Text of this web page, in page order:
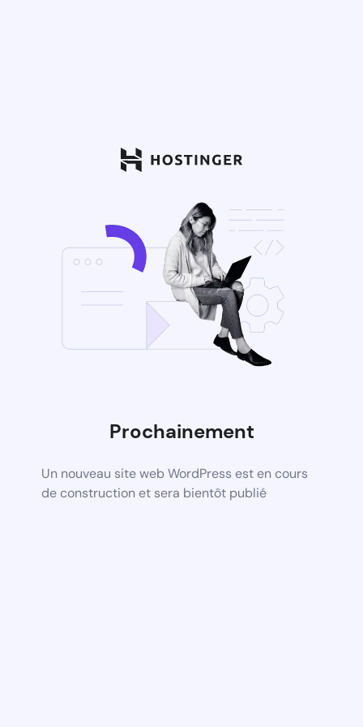
Prochainement
Un nouveau site web WordPress est en cours
de construction et sera bientôt publié